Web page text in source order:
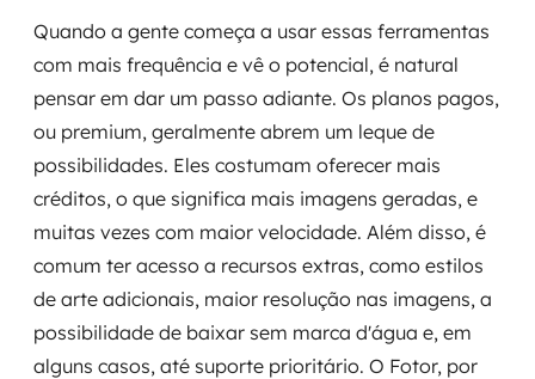
Quando a gente começa a usar essas ferramentas
com mais frequência e vê o potencial, é natural
pensar em dar um passo adiante. Os planos pagos,
ou premium, geralmente abrem um leque de
possibilidades. Eles costumam oferecer mais
créditos, o que significa mais imagens geradas, e
muitas vezes com maior velocidade. Além disso, é
comum ter acesso a recursos extras, como estilos
de arte adicionais, maior resolução nas imagens, a
possibilidade de baixar sem marca d'água e, em
alguns casos, até suporte prioritário. O Fotor, por